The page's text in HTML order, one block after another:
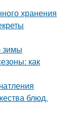
хранения
зимы
как
блюд.